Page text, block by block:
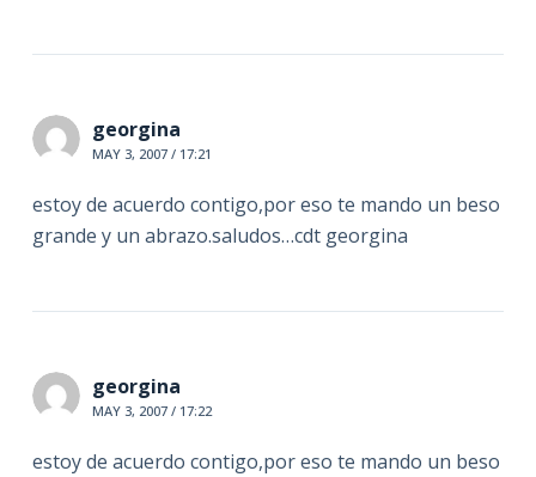
georgina
MAY 3, 2007 / 17:21
estoy de acuerdo contigo,por eso te mando un beso
grande y un abrazo.saludos…cdt georgina
georgina
MAY 3, 2007 / 17:22
estoy de acuerdo contigo,por eso te mando un beso